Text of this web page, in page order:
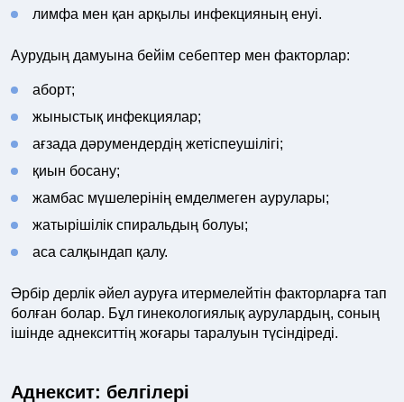
лимфа мен қан арқылы инфекцияның енуі.
Аурудың дамуына бейім себептер мен факторлар:
аборт;
жыныстық инфекциялар;
ағзада дәрумендердің жетіспеушілігі;
қиын босану;
жамбас мүшелерінің емделмеген аурулары;
жатырішілік спиральдың болуы;
аса салқындап қалу.
Әрбір дерлік әйел ауруға итермелейтін факторларға тап
болған болар. Бұл гинекологиялық аурулардың, соның
ішінде аднекситтің жоғары таралуын түсіндіреді.
Аднексит: белгілері